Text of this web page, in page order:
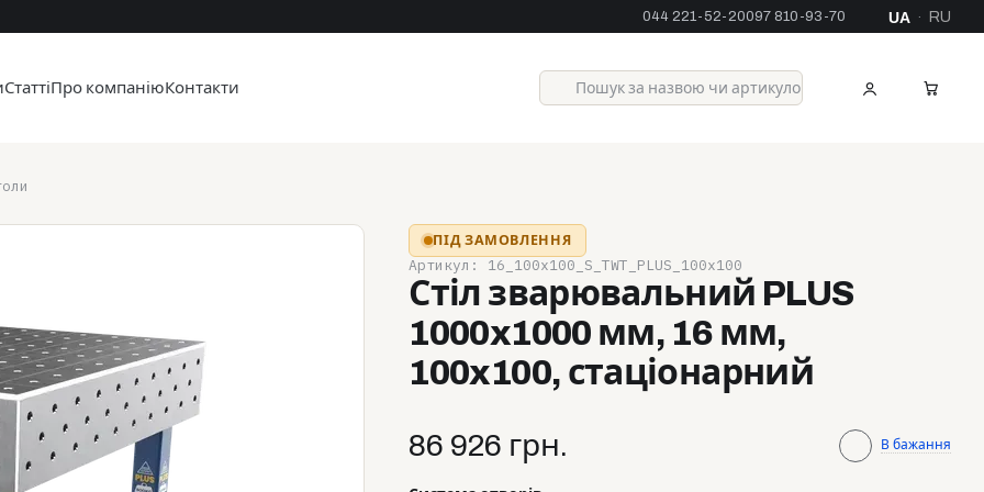
044 221-52-20097 810-93-70 UA · RU
СтаттіПро компаніюКонтакти
Стіл зварювальний PLUS
1000x1000 мм, 16 мм,
100x100, стаціонарний
ПІД ЗАМОВЛЕННЯ
Артикул: 16_100x100_S_TWT_PLUS_100x100
86 926 грн. В бажання